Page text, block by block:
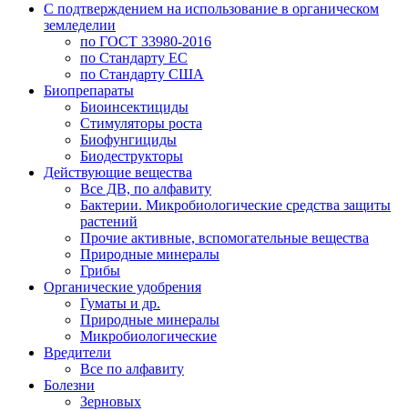
С подтверждением на использование в органическом
земледелии
по ГОСТ 33980-2016
по Стандарту ЕС
по Стандарту США
Биопрепараты
Биоинсектициды
Стимуляторы роста
Биофунгициды
Биодеструкторы
Действующие вещества
Все ДВ, по алфавиту
Бактерии. Микробиологические средства защиты
растений
Прочие активные, вспомогательные вещества
Природные минералы
Грибы
Органические удобрения
Гуматы и др.
Природные минералы
Микробиологические
Вредители
Все по алфавиту
Болезни
Зерновых